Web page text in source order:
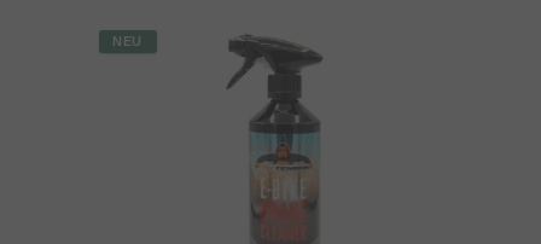
NEU